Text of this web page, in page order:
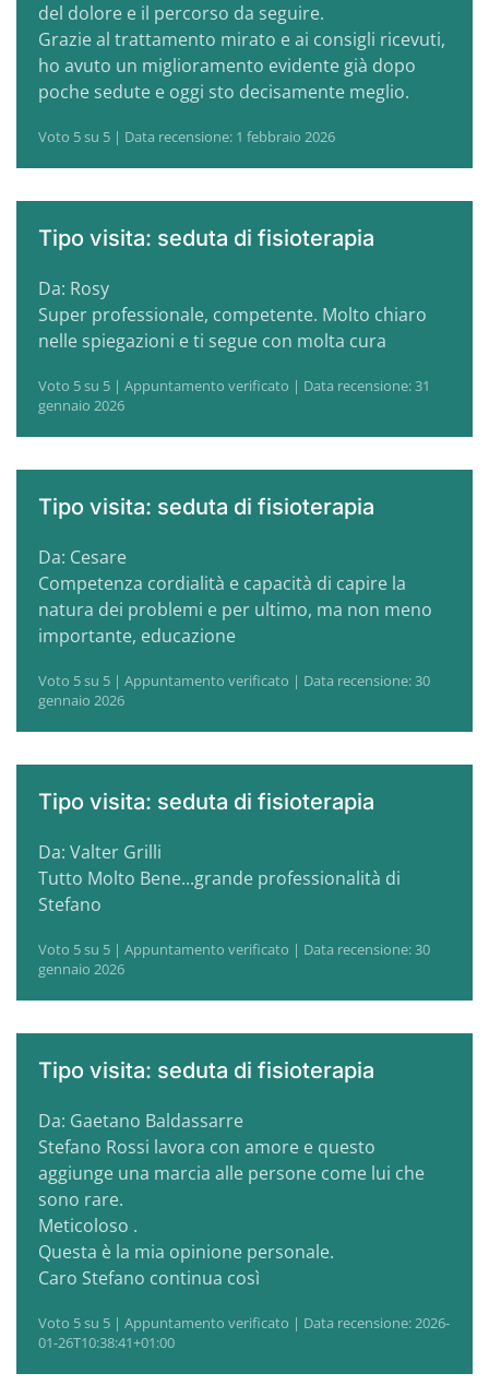
del dolore e il percorso da seguire.
Grazie al trattamento mirato e ai consigli ricevuti,
ho avuto un miglioramento evidente già dopo
poche sedute e oggi sto decisamente meglio.
Voto 5 su 5 | Data recensione: 1 febbraio 2026
Tipo visita: seduta di fisioterapia
Da: Rosy
Super professionale, competente. Molto chiaro
nelle spiegazioni e ti segue con molta cura
Voto 5 su 5 | Appuntamento verificato | Data recensione: 31
gennaio 2026
Tipo visita: seduta di fisioterapia
Da: Cesare
Competenza cordialità e capacità di capire la
natura dei problemi e per ultimo, ma non meno
importante, educazione
Voto 5 su 5 | Appuntamento verificato | Data recensione: 30
gennaio 2026
Tipo visita: seduta di fisioterapia
Da: Valter Grilli
Tutto Molto Bene...grande professionalità di
Stefano
Voto 5 su 5 | Appuntamento verificato | Data recensione: 30
gennaio 2026
Tipo visita: seduta di fisioterapia
Da: Gaetano Baldassarre
Stefano Rossi lavora con amore e questo
aggiunge una marcia alle persone come lui che
sono rare.
Meticoloso .
Questa è la mia opinione personale.
Caro Stefano continua così
Voto 5 su 5 | Appuntamento verificato | Data recensione: 2026-
01-26T10:38:41+01:00
Fissa il tuo
appunamento